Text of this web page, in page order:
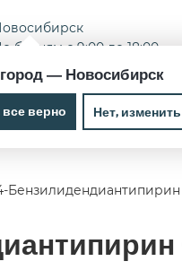
— Новосибирск
все верно Нет, изменить
будням с 9:00 до 18:00
Контакты